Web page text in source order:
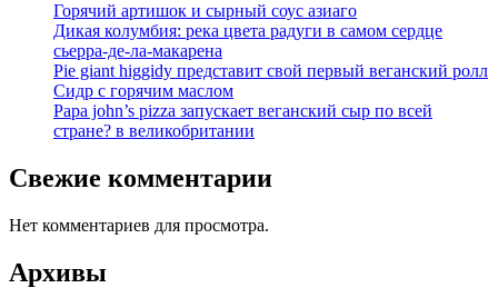
Горячий артишок и сырный соус азиаго
Дикая колумбия: река цвета радуги в самом сердце
сьерра-де-ла-макарена
Pie giant higgidy представит свой первый веганский ролл
Сидр с горячим маслом
Papa john’s pizza запускает веганский сыр по всей
стране? в великобритании
Свежие комментарии
Нет комментариев для просмотра.
Архивы